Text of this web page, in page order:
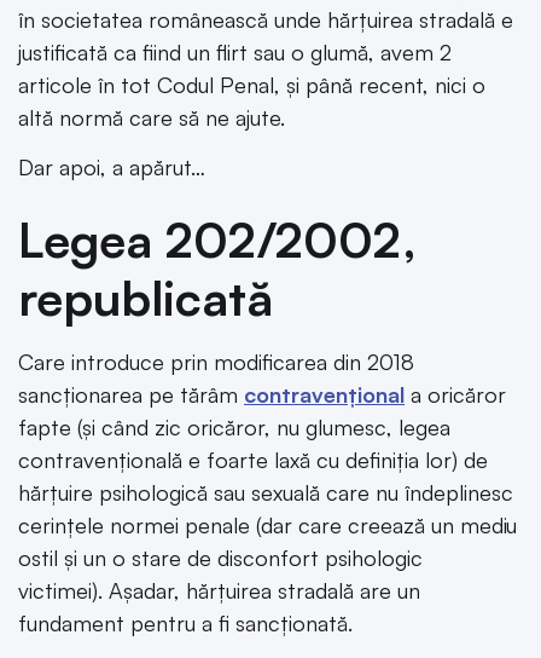
în societatea românească unde hărțuirea stradală e
justificată ca fiind un flirt sau o glumă, avem 2
articole în tot Codul Penal, și până recent, nici o
altă normă care să ne ajute.
Dar apoi, a apărut…
Legea 202/2002,
republicată
Care introduce prin modificarea din 2018
sancționarea pe tărâm contravențional a oricăror
fapte (și când zic oricăror, nu glumesc, legea
contravențională e foarte laxă cu definiția lor) de
hărțuire psihologică sau sexuală care nu îndeplinesc
cerințele normei penale (dar care creează un mediu
ostil și un o stare de disconfort psihologic
victimei). Așadar, hărțuirea stradală are un
fundament pentru a fi sancționată.